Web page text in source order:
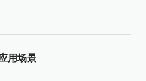
用场景